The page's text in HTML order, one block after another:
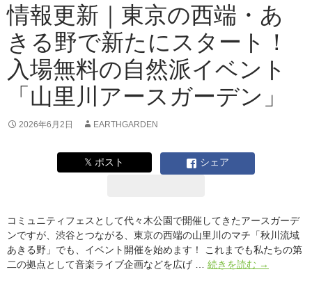
き
る
自
然
と
包
別
な
1
日
情報更新｜東京の西端・あ
きる野で新たにスタート！
入場無料の自然派イベント
「山里川アースガーデン」
2026年6月2日 EARTHGARDEN
𝕏 ポスト シェア
コミュニティフェスとして代々木公園で開催してきたアースガーデ
ンですが、渋谷とつながる、東京の西端の山里川のマチ「秋川流域
あきる野」でも、イベント開催を始めます！ これまでも私たちの第
二の拠点として音楽ライブ企画などを広げ … 続きを読む 情
→